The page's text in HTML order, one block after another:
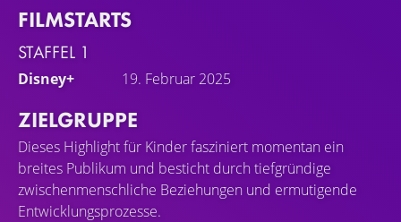
FILMSTARTS
STAFFEL 1
Disney+ 19. Februar 2025
ZIELGRUPPE
Dieses Highlight für Kinder fasziniert momentan ein
breites Publikum und besticht durch tiefgründige
zwischenmenschliche Beziehungen und ermutigende
Entwicklungsprozesse.